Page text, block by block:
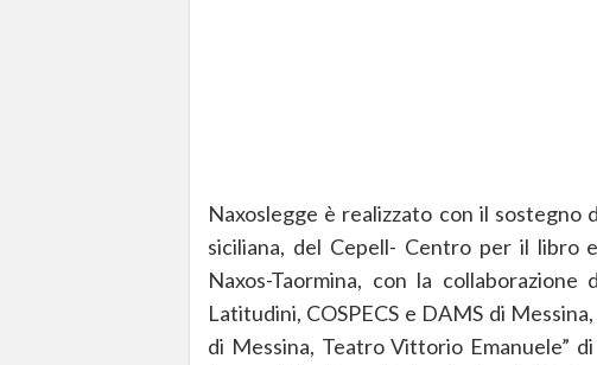
Naxoslegge è realizzato con il sostegno
siciliana, del Cepell- Centro per il libro
Naxos-Taormina, con la
Latitudini, COSPECS e DAMS di
di Messina, Teatro Vittorio Emanuele”